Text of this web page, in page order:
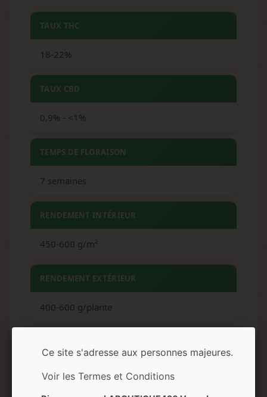
TAUX THC
18-22%
TAUX CBD
0,9% - <1%
TEMPS DE FLORAISON
7 semaines
RENDEMENT INTÉRIEUR
450-600 g/m²
RENDEMENT EXTÉRIEUR
400-600 g/plante
Moyenne (intérieur et extérieur)
Ce site s'adresse aux personnes majeures.
Voir les Termes et Conditions